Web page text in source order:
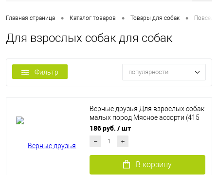
Главная страница • Каталог товаров • Товары для собак •
Для взрослых собак для собак
Фильтр популярности
Верные друзья Для взрослых собак
малых пород Мясное ассорти (415
г)
186 руб. / шт
В корзину